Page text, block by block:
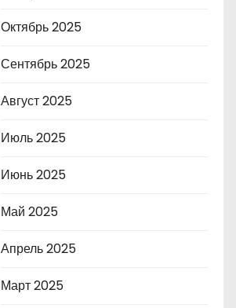
Октябрь 2025
Сентябрь 2025
Август 2025
Июль 2025
Июнь 2025
Май 2025
Апрель 2025
Март 2025